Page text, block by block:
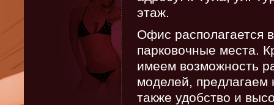
этаж.
Офис располагается
парковочные места.
имеем возможность
моделей, предлагаем
также удобство и